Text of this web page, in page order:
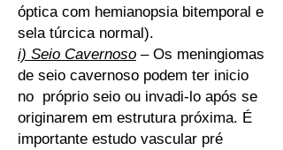
óptica com hemianopsia bitemporal e
sela túrcica normal).
i) Seio Cavernoso – Os meningiomas
de seio cavernoso podem ter inicio
no próprio seio ou invadi-lo após se
originarem em estrutura próxima. É
importante estudo vascular pré